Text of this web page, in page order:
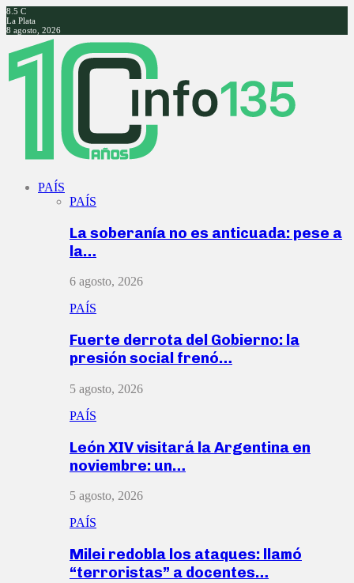
8.5 C
La Plata
8 agosto, 2026
Facebook
Twitter
Instagram
Youtube
PAÍS
PAÍS
La soberanía no es anticuada: pese a
la…
6 agosto, 2026
PAÍS
Fuerte derrota del Gobierno: la
presión social frenó…
5 agosto, 2026
PAÍS
León XIV visitará la Argentina en
noviembre: un…
5 agosto, 2026
PAÍS
Milei redobla los ataques: llamó
“terroristas” a docentes…